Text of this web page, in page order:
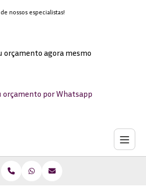
nossos especialistas!
orçamento agora mesmo
orçamento por Whatsapp